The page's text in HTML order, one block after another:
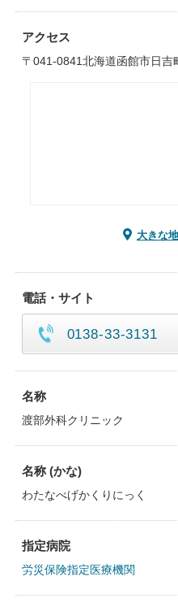
アクセス
〒041-0841北海道函館市日吉
大きな
電話・サイト
0138-33-3131
名称
渡部外科クリニック
名称 (かな)
わたなべげかくりにっく
指定病院
労災保険指定医療機関